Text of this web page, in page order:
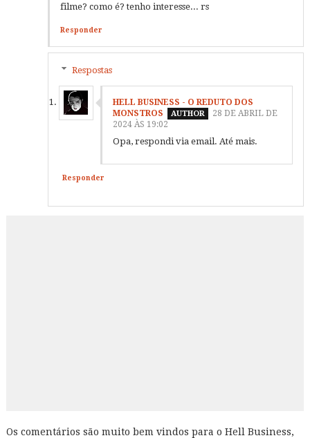
filme? como é? tenho interesse... rs
Responder
Respostas
HELL BUSINESS - O REDUTO DOS
MONSTROS
28 DE ABRIL DE
2024 ÀS 19:02
Opa, respondi via email. Até mais.
Responder
Os comentários são muito bem vindos para o Hell Business,